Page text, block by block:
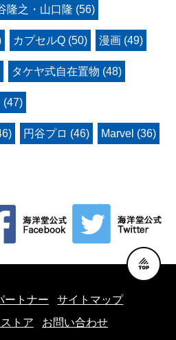
隆之・山口隆 (56)
カプセルQ (50) 漫画 (49)
タケヤ式自在置物 (48)
(47)
円谷プロ (46) Marvel (36)
ートナー
サイトマップ
トア
お問い合わせ